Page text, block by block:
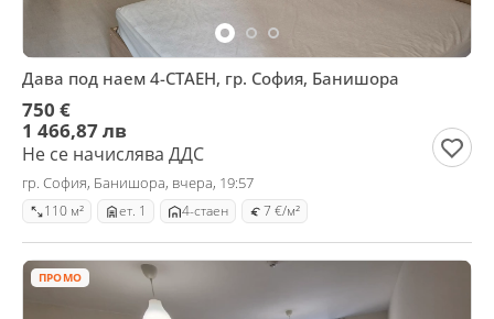
Дава под наем 4-СТАЕН, гр. София, Банишора
750 €
1 466,87 лв
Не се начислява ДДС
гр. София, Банишора, вчера, 19:57
110 м² ет. 1 4-стаен 7 €/м²
ПРОМО